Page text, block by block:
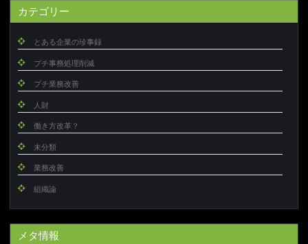
カテゴリー
とある企業の珍事録
プチ事務処理削減
プチ業務改善
人財
働き方改革？
未分類
業務改善
組織論
メタ情報